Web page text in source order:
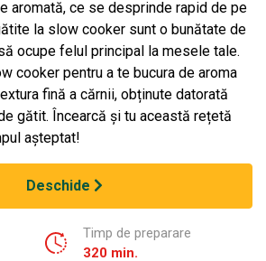
aromată, ce se desprinde rapid de pe
la slow cooker sunt o bunătate de
ocupe felul principal la mesele tale.
cooker pentru a te bucura de aroma
fină a cărnii, obținute datorată
gătit. Încearcă și tu această rețetă
așteptat!
Deschide
Timp de preparare
320 min.